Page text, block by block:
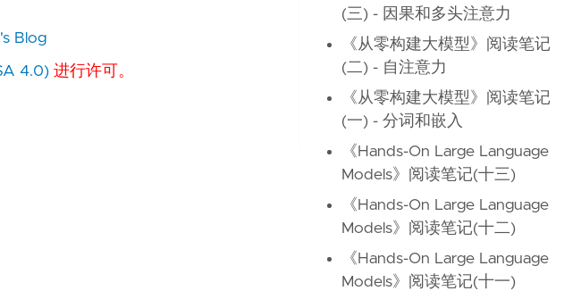
Blog
4.0) 进行许可。
(三) - 因果和多头注意力
《从零构建大模型》阅读笔记
(二) - 自注意力
《从零构建大模型》阅读笔记
(一) - 分词和嵌入
《Hands-On Large Language
Models》阅读笔记(十三)
《Hands-On Large Language
Models》阅读笔记(十二)
《Hands-On Large Language
Models》阅读笔记(十一)